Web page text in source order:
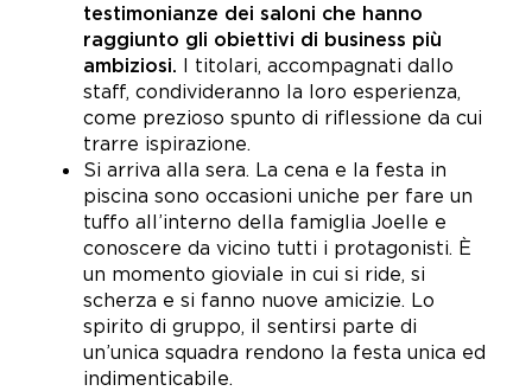
testimonianze dei saloni che hanno
raggiunto gli obiettivi di business più
ambiziosi. I titolari, accompagnati dallo
staff, condivideranno la loro esperienza,
come prezioso spunto di riflessione da cui
trarre ispirazione.
Si arriva alla sera. La cena e la festa in
piscina sono occasioni uniche per fare un
tuffo all’interno della famiglia Joelle e
conoscere da vicino tutti i protagonisti. È
un momento gioviale in cui si ride, si
scherza e si fanno nuove amicizie. Lo
spirito di gruppo, il sentirsi parte di
un’unica squadra rendono la festa unica ed
indimenticabile.